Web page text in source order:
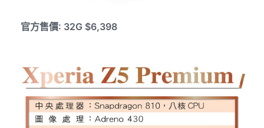
官方售價: 32G $6,398